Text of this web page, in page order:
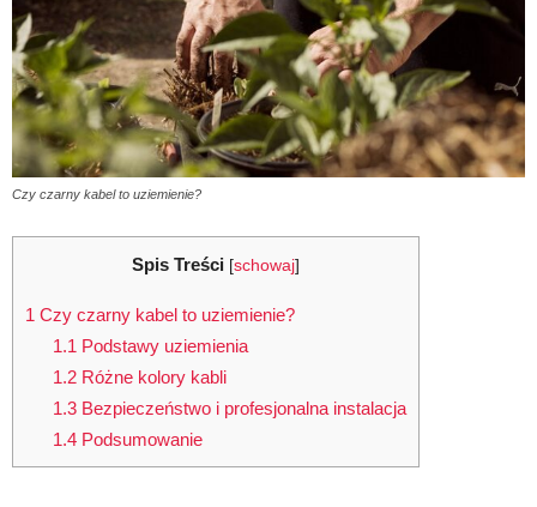
Czy czarny kabel to uziemienie?
Spis Treści [schowaj]
1 Czy czarny kabel to uziemienie?
1.1 Podstawy uziemienia
1.2Różne kolory kabli
1.3Bezpieczeństwo i profesjonalna instalacja
1.4Podsumowanie